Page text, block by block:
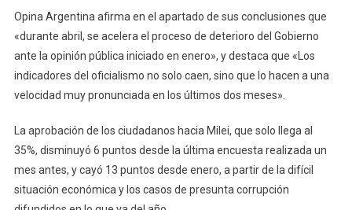
Opina Argentina afirma en el apartado de sus conclusiones que
«durante abril, se acelera el proceso de deterioro del Gobierno
ante la opinión pública iniciado en enero», y destaca que «Los
indicadores del oficialismo no solo caen, sino que lo hacen a una
velocidad muy pronunciada en los últimos dos meses».
La aprobación de los ciudadanos hacia Milei, que solo llega al
35%, disminuyó 6 puntos desde la última encuesta realizada un
mes antes, y cayó 13 puntos desde enero, a partir de la difícil
situación económica y los casos de presunta corrupción